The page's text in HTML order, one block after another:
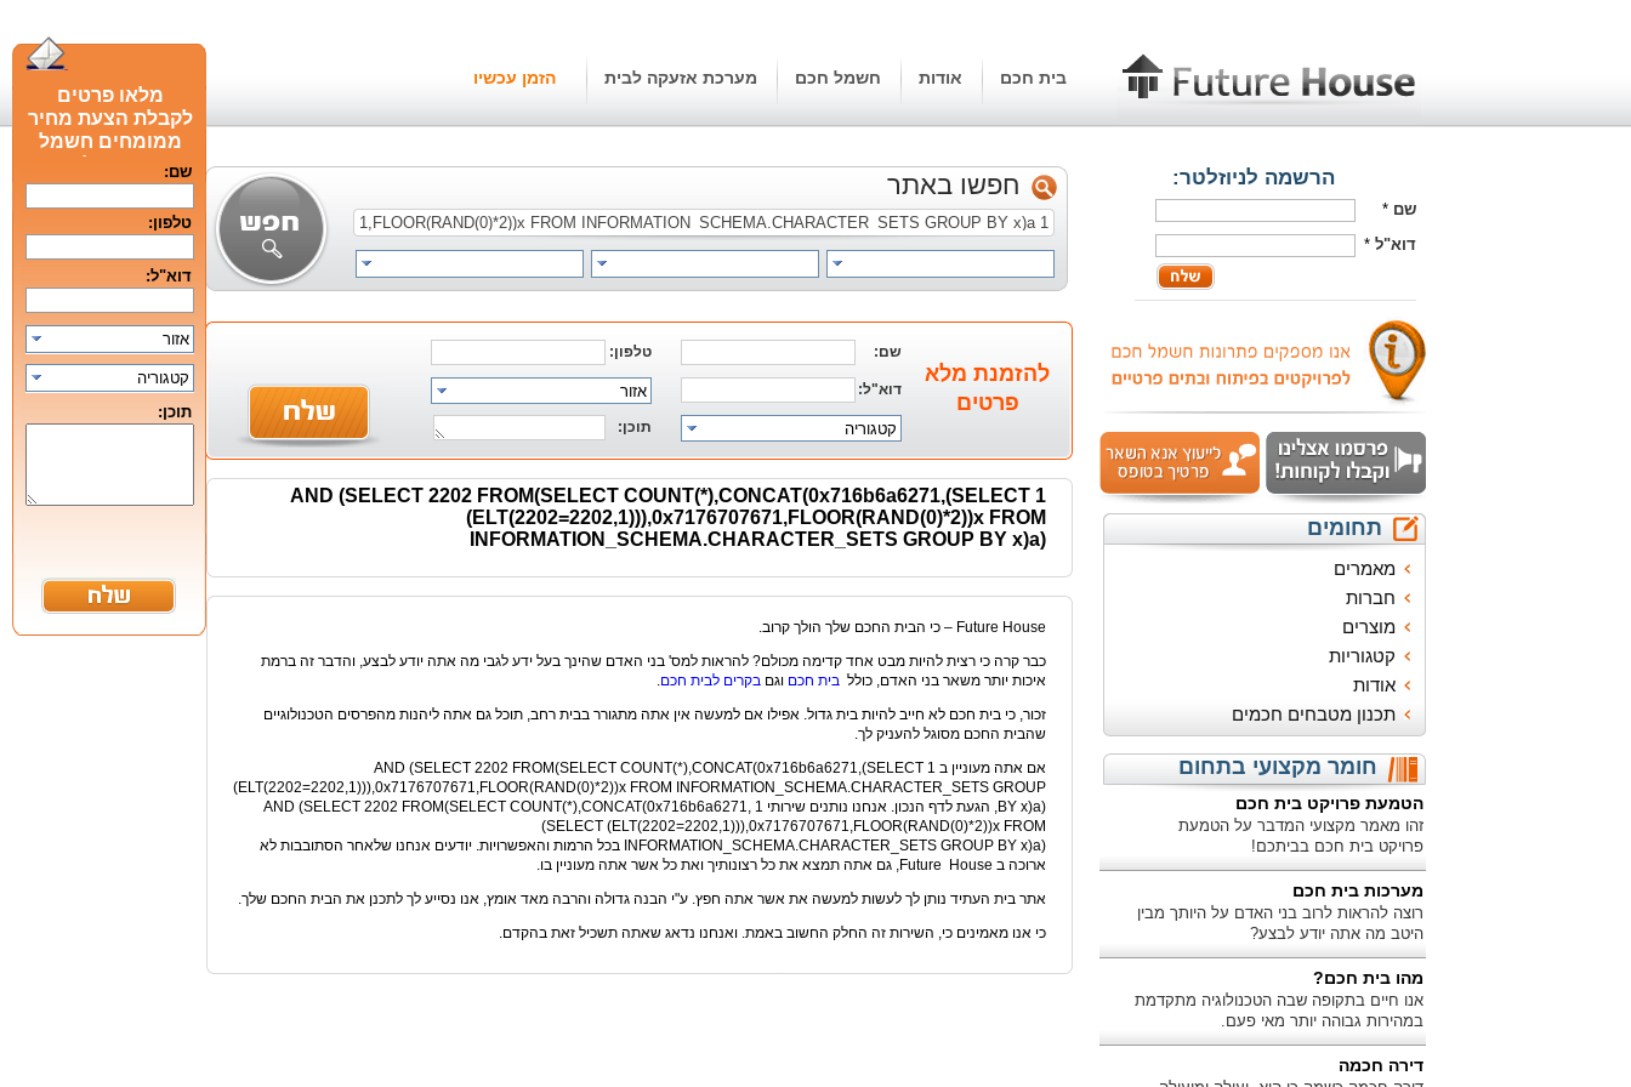
בית חכם אודות חשמל חכם מערכת אזעקה לבית הזמן עכשיו
הרשמה לניוזלטר:
שם *
דוא"ל *
תחומים
מאמרים
חברות
מוצרים
קטגוריות
אודות
תכנון מטבחים חכמים
חומר מקצועי בתחום
הטמעת פרויקט בית חכם
זהו מאמר מקצועי המדבר על הטמעת
פרויקט בית חכם בביתכם!
מערכות בית חכם
רוצה להראות לרוב בני האדם על היותך מבין
היטב מה אתה יודע לבצע?
מהו בית חכם?
אנו חיים בתקופה שבה הטכנולוגיה מתקדמת
במהירות גבוהה יותר מאי פעם.
דירה חכמה
חפשו באתר
להזמנת מלא
פרטים
שם: טלפון:
דוא"ל: אזור
קטגוריה תוכן:
1 AND (SELECT 2202 FROM(SELECT COUNT(*),CONCAT(0x716b6a6271,(SELECT
(ELT(2202=2202,1))),0x7176707671,FLOOR(RAND(0)*2))x FROM
INFORMATION_SCHEMA.CHARACTER_SETS GROUP BY x)a)
Future House – כי הבית החכם שלך הולך קרוב.
כבר קרה כי רצית להיות מבט אחד קדימה מכולם? להראות למס' בני האדם שהינך בעל ידע לגבי מה אתה יודע לבצע, והדבר זה ברמת
איכות יותר משאר בני האדם, כולל בית חכם וגם בקרים לבית חכם.
זכור, כי בית חכם לא חייב להיות בית גדול. אפילו אם למעשה אין אתה מתגורר בבית רחב, תוכל גם אתה ליהנות מהפרסים הטכנולוגיים
שהבית החכם מסוגל להעניק לך.
אם אתה מעוניין ב 1 AND (SELECT 2202 FROM(SELECT COUNT(*),CONCAT(0x716b6a6271,(SELECT
(ELT(2202=2202,1))),0x7176707671,FLOOR(RAND(0)*2))x FROM INFORMATION_SCHEMA.CHARACTER_SETS GROUP
BY x)a), הגעת לדף הנכון. אנחנו נותנים שירותי 1 AND (SELECT 2202 FROM(SELECT COUNT(*),CONCAT(0x716b6a6271,
(SELECT (ELT(2202=2202,1))),0x7176707671,FLOOR(RAND(0)*2))x FROM
INFORMATION_SCHEMA.CHARACTER_SETS GROUP BY x)a) בכל הרמות והאפשרויות. יודעים אנחנו שלאחר הסתובבות לא
ארוכה ב Future House, גם אתה תמצא את כל רצונותיך ואת כל אשר אתה מעוניין בו.
אתר בית העתיד נותן לך לעשות למעשה את אשר אתה חפץ. ע"י הבנה גדולה והרבה מאד אומץ, אנו נסייע לך לתכנן את הבית החכם שלך.
כי אנו מאמינים כי, השירות זה החלק החשוב באמת. ואנחנו נדאג שאתה תשכיל זאת בהקדם.
מלאו פרטים
לקבלת הצעת מחיר
ממומחים חשמל
חכם מומלציםשם:
טלפון:
דוא"ל:
אזור
קטגוריה
תוכן: